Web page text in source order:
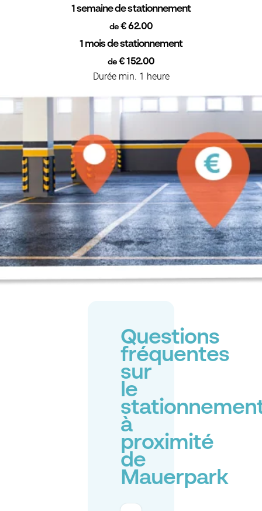
1 semaine de stationnement
de € 62.00
1 mois de stationnement
de € 152.00
Durée min. 1 heure
Questions
fréquentes
sur
le
à
proximité
de
Mauerpark